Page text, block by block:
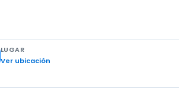
LUGAR
Ver ubicación